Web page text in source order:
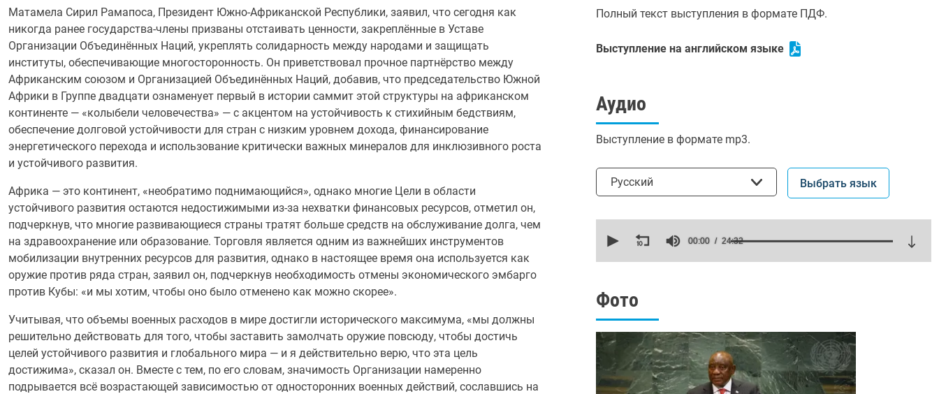
Матамела Сирил Рамапоса, Президент Южно-Африканской Республики, заявил, что сегодня как
никогда ранее государства-члены призваны отстаивать ценности, закреплённые в Уставе
Организации Объединённых Наций, укреплять солидарность между народами и защищать
институты, обеспечивающие многосторонность. Он приветствовал прочное партнёрство между
Африканским союзом и Организацией Объединённых Наций, добавив, что председательство Южной
Африки в Группе двадцати ознаменует первый в истории саммит этой структуры на африканском
континенте — «колыбели человечества» — с акцентом на устойчивость к стихийным бедствиям,
обеспечение долговой устойчивости для стран с низким уровнем дохода, финансирование
энергетического перехода и использование критически важных минералов для инклюзивного роста
и устойчивого развития.
Африка — это континент, «необратимо поднимающийся», однако многие Цели в области
устойчивого развития остаются недостижимыми из-за нехватки финансовых ресурсов, отметил он,
подчеркнув, что многие развивающиеся страны тратят больше средств на обслуживание долга, чем
на здравоохранение или образование. Торговля является одним из важнейших инструментов
мобилизации внутренних ресурсов для развития, однако в настоящее время она используется как
оружие против ряда стран, заявил он, подчеркнув необходимость отмены экономического эмбарго
против Кубы: «и мы хотим, чтобы оно было отменено как можно скорее».
Учитывая, что объемы военных расходов в мире достигли исторического максимума, «мы должны
решительно действовать для того, чтобы заставить замолчать оружие повсюду, чтобы достичь
целей устойчивого развития и глобального мира — и я действительно верю, что эта цель
достижима», сказал он. Вместе с тем, по его словам, значимость Организации намеренно
подрывается всё возрастающей зависимостью от односторонних военных действий, сославшись на
Полный текст выступления в формате ПДФ.
Выступление на английском языке
Аудио
Выступление в формате mp3.
Русский Выбрать язык
seconds
seconds
90%
00:00 24:32
Фото